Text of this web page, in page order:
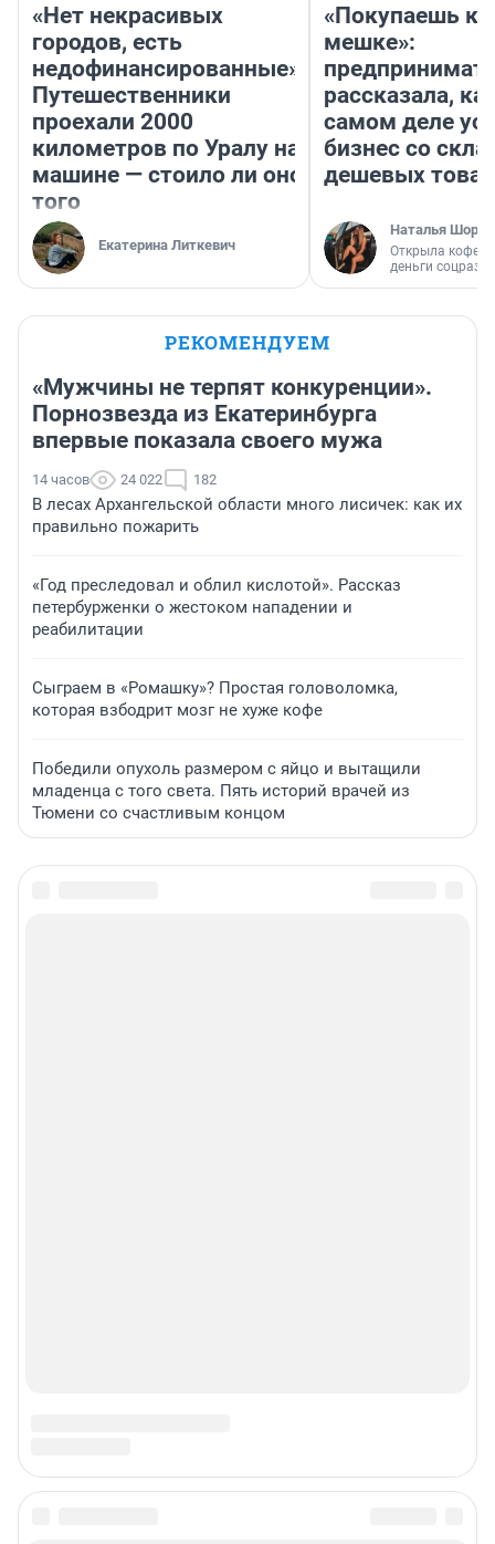
«Нет некрасивых
городов, есть
недофинансированные».
Путешественники
проехали 2000
километров по Уралу на
машине — стоило ли оно
того
Екатерина Литкевич
«Покупаешь
мешке»:
рассказала,
самом деле
бизнес со
дешевых
Наталья
Открыла
деньги
РЕКОМЕНДУЕМ
«Мужчины не терпят конкуренции».
Порнозвезда из Екатеринбурга
впервые показала своего мужа
14 часов 24 022 182
В лесах Архангельской области много лисичек: как их
правильно пожарить
«Год преследовал и облил кислотой». Рассказ
петербурженки о жестоком нападении и
реабилитации
Сыграем в «Ромашку»? Простая головоломка,
которая взбодрит мозг не хуже кофе
Победили опухоль размером с яйцо и вытащили
младенца с того света. Пять историй врачей из
Тюмени со счастливым концом